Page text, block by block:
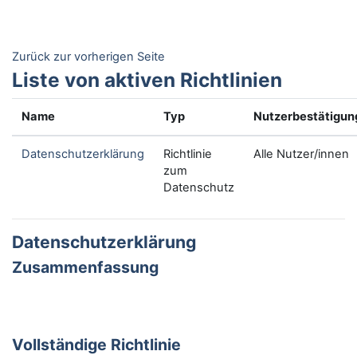
Zurück zur vorherigen Seite
Liste von aktiven Richtlinien
Name Typ
Datenschutzerklärung
Richtlinie
zum
Datenschutz
Alle Nutzer/innen
Datenschutzerklärung
Zusammenfassung
Vollständige Richtlinie